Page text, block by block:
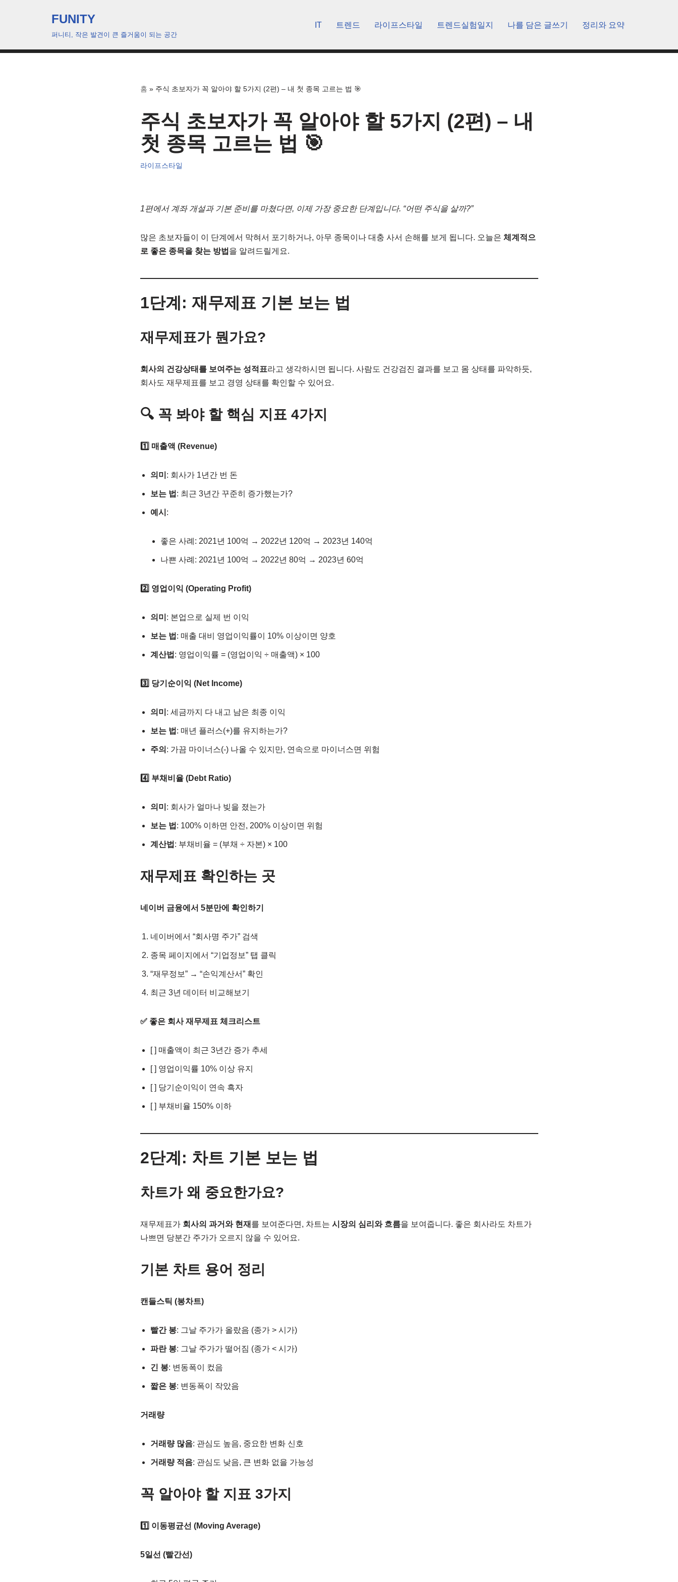
츠
FUNITY
퍼니티, 작은 발견이 큰 즐거움이 되는 공간
IT 트렌드 라이프스타일 트렌드실험일지 나를 담은 글쓰기 정리와 요약
홈 » 주식 초보자가 꼭 알아야 할 5가지 (2편) – 내 첫 종목 고르는 법 🎯
주식 초보자가 꼭 알아야 할 5가지 (2편) – 내
첫 종목 고르는 법 🎯
라이프스타일
1편에서 계좌 개설과 기본 준비를 마쳤다면, 이제 가장 중요한 단계입니다. “어떤 주식을 살까?”
많은 초보자들이 이 단계에서 막혀서 포기하거나, 아무 종목이나 대충 사서 손해를 보게 됩니다. 오늘은 체계적으
로 좋은 종목을 찾는 방법 을 알려드릴게요.
1단계: 재무제표 기본 보는 법
재무제표가 뭔가요?
회사의 건강상태를 보여주는 성적표라고 생각하시면 됩니다. 사람도 건강검진 결과를 보고 몸 상태를 파악하듯,
회사도 재무제표를 보고 경영 상태를 확인할 수 있어요.
🔍 꼭 봐야 할 핵심 지표 4가지
1️⃣ 매출액 (Revenue)
의미 : 회사가 1년간 번 돈
보는 법 : 최근 3년간 꾸준히 증가했는가?
예시 :
좋은 사례: 2021년 100억 → 2022년 120억 → 2023년 140억
나쁜 사례: 2021년 100억 → 2022년 80억 → 2023년 60억
2️⃣ 영업이익 (Operating Profit)
의미 : 본업으로 실제 번 이익
보는 법 : 매출 대비 영업이익률이 10% 이상이면 양호
계산법 : 영업이익률 = (영업이익 ÷ 매출액) × 100
3️⃣ 당기순이익 (Net Income)
의미 : 세금까지 다 내고 남은 최종 이익
보는 법 : 매년 플러스(+)를 유지하는가?
주의 : 가끔 마이너스(-) 나올 수 있지만, 연속으로 마이너스면 위험
4️⃣ 부채비율 (Debt Ratio)
의미 : 회사가 얼마나 빚을 졌는가
보는 법 : 100% 이하면 안전, 200% 이상이면 위험
계산법 : 부채비율 = (부채 ÷ 자본) × 100
재무제표 확인하는 곳
네이버 금융에서 5분만에 확인하기
네이버에서 “회사명 주가” 검색
종목 페이지에서 “기업정보” 탭 클릭
“재무정보” → “손익계산서” 확인
최근 3년 데이터 비교해보기
✅ 좋은 회사 재무제표 체크리스트
[ ] 매출액이 최근 3년간 증가 추세
[ ] 영업이익률 10% 이상 유지
[ ] 당기순이익이 연속 흑자
[ ] 부채비율 150% 이하
2단계: 차트 기본 보는 법
차트가 왜 중요한가요?
재무제표가 회사의 과거와 현재 를 보여준다면, 차트는 시장의 심리와 흐름을 보여줍니다. 좋은 회사라도 차트가
나쁘면 당분간 주가가 오르지 않을 수 있어요.
기본 차트 용어 정리
캔들스틱 (봉차트)
빨간 봉: 그날 주가가 올랐음 (종가 > 시가)
파란 봉: 그날 주가가 떨어짐 (종가 < 시가)
긴 봉: 변동폭이 컸음
짧은 봉: 변동폭이 작았음
거래량
거래량 많음: 관심도 높음, 중요한 변화 신호
거래량 적음: 관심도 낮음, 큰 변화 없을 가능성
꼭 알아야 할 지표 3가지
1️⃣ 이동평균선 (Moving Average)
5일선 (빨간선)